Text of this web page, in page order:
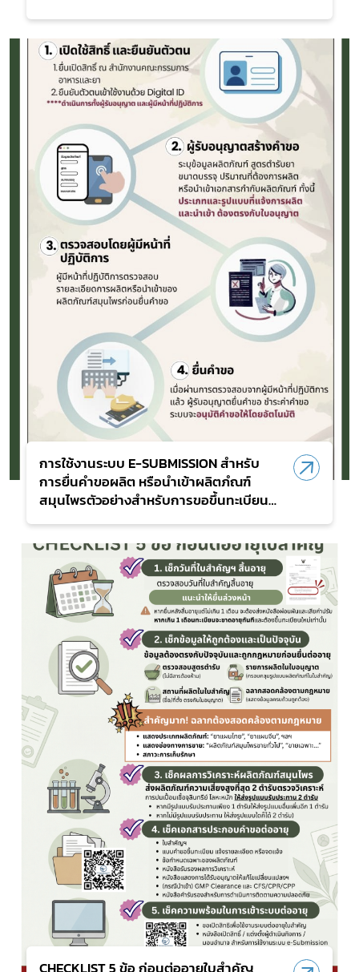
การใช้งานระบบ E-SUBMISSION สำหรับ
การยื่นคำขอผลิต หรือนำเข้าผลิตภํณฑ์
สมุนไพรตัวอย่างสำหรับการขอขึ้นทะเบียน